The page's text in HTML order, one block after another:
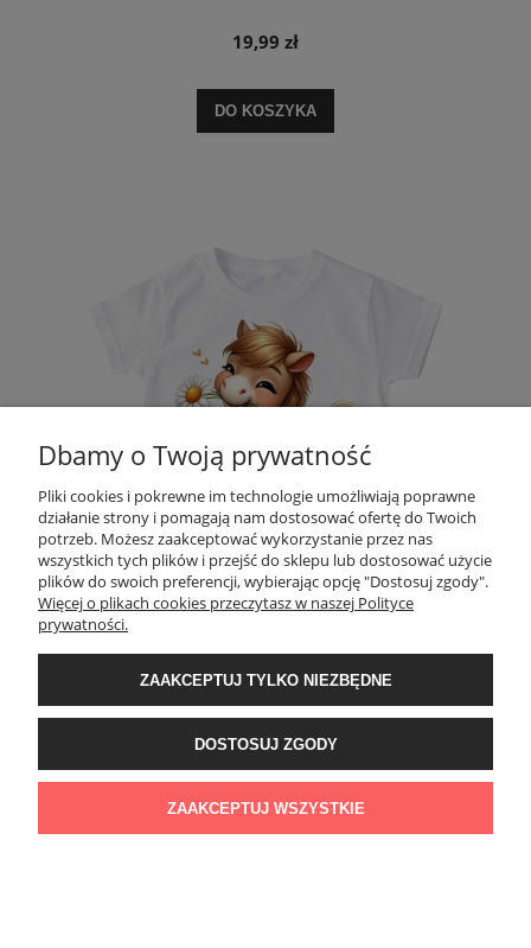
19,99 zł
DO KOSZYKA
dziecięca koszulka z koniem dla dziecka C212
DO KOSZYKA
Dbamy o Twoją prywatność
Pliki cookies i pokrewne im technologie umożliwiają poprawne
działanie strony i pomagają nam dostosować ofertę do Twoich
potrzeb. Możesz zaakceptować wykorzystanie przez nas
wszystkich tych plików i przejść do sklepu lub dostosować użycie
plików do swoich preferencji, wybierając opcję "Dostosuj zgody".
Więcej o plikach cookies przeczytasz w naszej Polityce
prywatności.
ZAAKCEPTUJ TYLKO NIEZBĘDNE
DOSTOSUJ ZGODY
ZAAKCEPTUJ WSZYSTKIE